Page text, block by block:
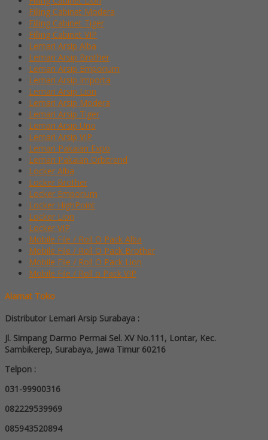
Filling Cabinet Modera
Filling Cabinet Tiger
Filling Cabinet VIP
Lemari Arsip Alba
Lemari Arsip Brother
Lemari Arsip Emporium
Lemari Arsip Importa
Lemari Arsip Lion
Lemari Arsip Modera
Lemari Arsip Tiger
Lemari Arsip Uno
Lemari Arsip VIP
Lemari Pakaian Expo
Lemari Pakaian Orbitrend
Locker Alba
Locker Brother
Locker Emporium
Locker HighPoint
Locker Lion
Locker VIP
Mobile File / Roll O Pack Alba
Mobile File / Roll O Pack Brother
Mobile File / Roll O Pack Lion
Mobile File / Roll o Pack VIP
Alamat Toko
Distributor Lemari Arsip Surabaya :
Jl. Simpang Darmo Permai Sel. XV No.111, Lontar, Kec.
Sambikerep, Surabaya, Jawa Timur 60216
Telpon :
031-99900316
082229539969
085943520894